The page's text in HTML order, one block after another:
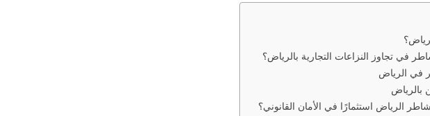
في تجاوز النزاعات التجارية بالرياض؟
في الرياض
الرياض استثمارًا في الأمان القانوني؟